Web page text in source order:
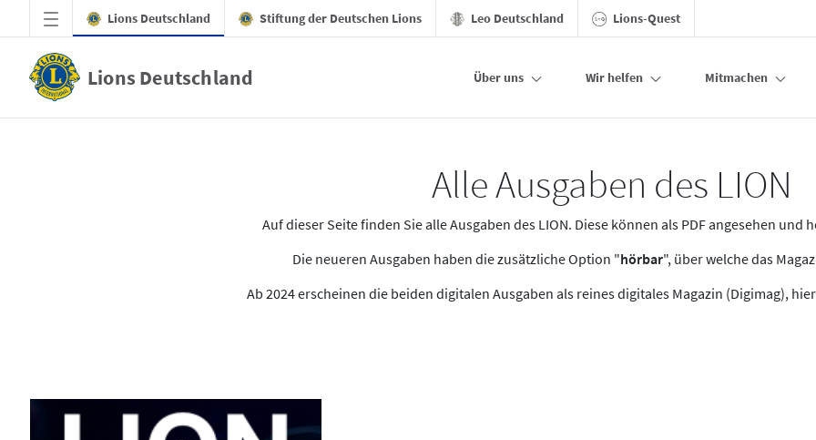
Zum Hauptinhalt springen
Lions Deutschland Stiftung der Deutschen Lions Leo Deutschland Lions-Quest
Lions Deutschland Über uns Wir helfen Mitmachen
Alle Ausgaben des LION
Auf dieser Seite finden Sie alle Ausgaben des LION. Diese können als PDF angesehen und
Die neueren Ausgaben haben die zusätzliche Option "hörbar", über welche das
Ab 2024 erscheinen die beiden digitalen Ausgaben als reines digitales Magazin (Digimag),